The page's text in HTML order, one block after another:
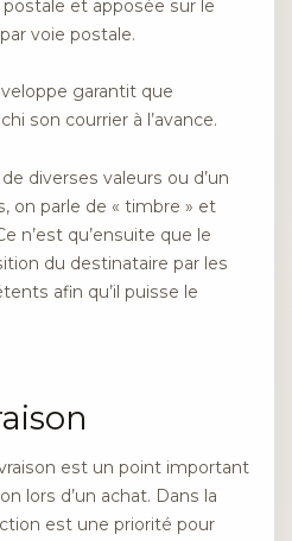
et apposée sur le
voie postale.
garantit que
son courrier à l’avance.
diverses valeurs ou d’un
on parle de « timbre » et
n’est qu’ensuite que le
du destinataire par les
afin qu’il puisse le
est un point important
lors d’un achat. Dans la
est une priorité pour